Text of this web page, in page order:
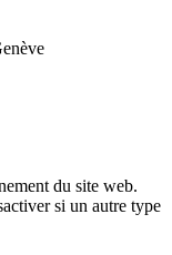
du site web.
si un autre type